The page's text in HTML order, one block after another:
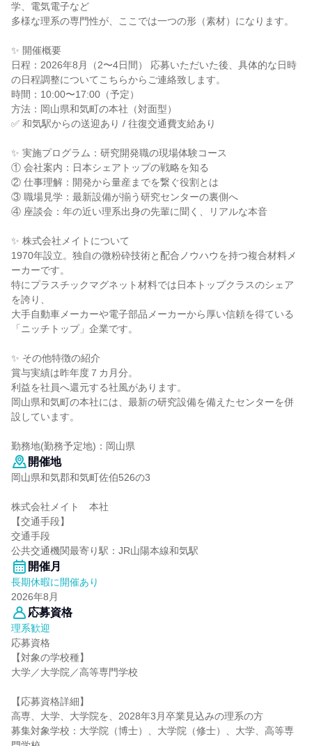
学、電気電子など
多様な理系の専門性が、ここでは一つの形（素材）になります。
✨ 開催概要
日程：2026年8月（2〜4日間） 応募いただいた後、具体的な日時
の日程調整についてこちらからご連絡致します。
時間：10:00〜17:00（予定）
方法：岡山県和気町の本社（対面型）
✅ 和気駅からの送迎あり / 往復交通費支給あり
✨ 実施プログラム：研究開発職の現場体験コース
① 会社案内：日本シェアトップの戦略を知る
② 仕事理解：開発から量産までを繋ぐ役割とは
③ 職場見学：最新設備が揃う研究センターの裏側へ
④ 座談会：年の近い理系出身の先輩に聞く、リアルな本音
✨ 株式会社メイトについて
1970年設立。独自の微粉砕技術と配合ノウハウを持つ複合材料メ
ーカーです。
特にプラスチックマグネット材料では日本トップクラスのシェア
を誇り、
大手自動車メーカーや電子部品メーカーから厚い信頼を得ている
「ニッチトップ」企業です。
✨ その他特徴の紹介
賞与実績は昨年度７カ月分。
利益を社員へ還元する社風があります。
岡山県和気町の本社には、最新の研究設備を備えたセンターを併
設しています。
勤務地(勤務予定地)：岡山県
開催地
岡山県和気郡和気町佐伯526の3
株式会社メイト 本社
【交通手段】
交通手段
公共交通機関最寄り駅：JR山陽本線和気駅
開催月
長期休暇に開催あり
2026年8月
応募資格
理系歓迎
応募資格
【対象の学校種】
大学／大学院／高等専門学校
【応募資格詳細】
高専、大学、大学院を、2028年3月卒業見込みの理系の方
募集対象学校：大学院（博士）、大学院（修士）、大学、高等専